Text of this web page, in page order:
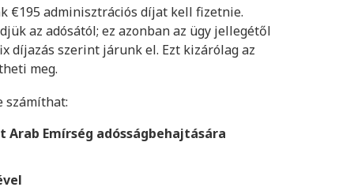
€195 adminisztrációs díjat kell fizetnie.
az adósától; ez azonban az ügy jellegétől
díjazás szerint járunk el. Ezt kizárólag az
meg.
számíthat:
Emírség adósságbehajtására